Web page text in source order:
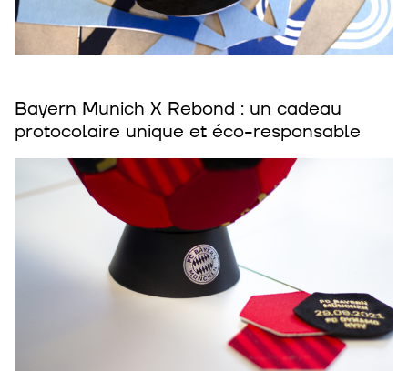
Bayern Munich X Rebond : un cadeau
protocolaire unique et éco-responsable